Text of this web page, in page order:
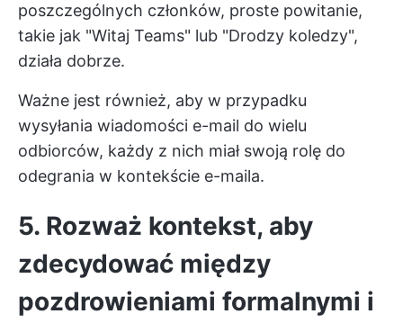
poszczególnych członków, proste powitanie,
takie jak "Witaj Teams" lub "Drodzy koledzy",
działa dobrze.
Ważne jest również, aby w przypadku
wysyłania wiadomości e-mail do wielu
odbiorców, każdy z nich miał swoją rolę do
odegrania w kontekście e-maila.
5. Rozważ kontekst, aby
zdecydować między
pozdrowieniami formalnymi i